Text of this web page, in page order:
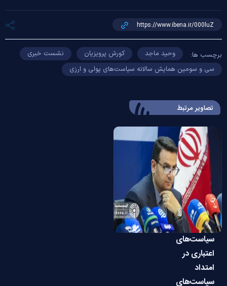
برچسب ها: وحید ماجد کورش پرویزیان
نشست خبری
سی و سومین همایش سالانه سیاست‌های پولی و ارزی
تصاویر مرتبط
سیاست‌های
اعتباری در
امتداد
سیاست‌های